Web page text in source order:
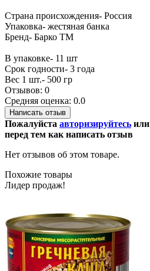
Страна происхождения- Россия
Упаковка- жестяная банка
Бренд- Барко ТМ
В упаковке- 11 шт
Срок годности- 3 года
Вес 1 шт.- 500 гр
Отзывов: 0
Средняя оценка: 0.0
Написать отзыв
Пожалуйста авторизируйтесь или
перед тем как написать отзыв
Нет отзывов об этом товаре.
Похожие товары
Лидер продаж!